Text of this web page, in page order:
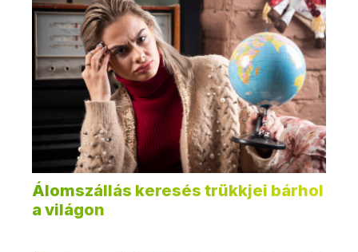
Álomszállás keresés trükkjei bárhol
a világon